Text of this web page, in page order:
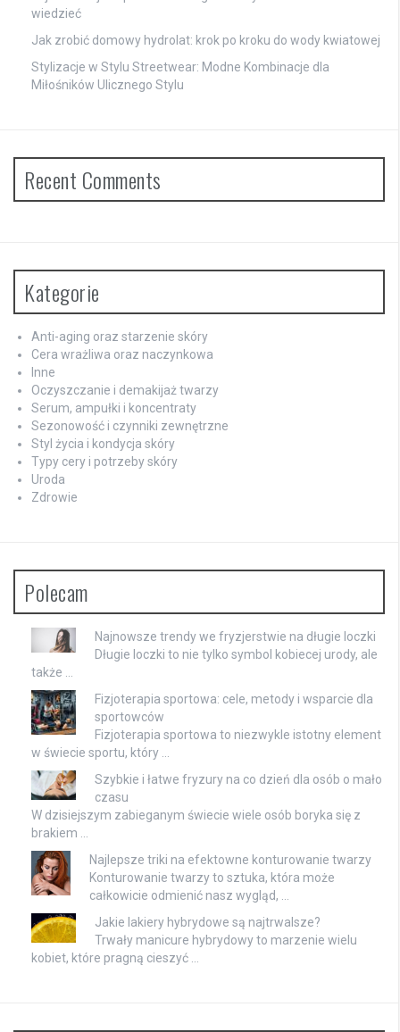
wiedzieć
Jak zrobić domowy hydrolat: krok po kroku do wody kwiatowej
Stylizacje w Stylu Streetwear: Modne Kombinacje dla
Miłośników Ulicznego Stylu
Recent Comments
Kategorie
Anti-aging oraz starzenie skóry
Cera wrażliwa oraz naczynkowa
Inne
Oczyszczanie i demakijaż twarzy
Serum, ampułki i koncentraty
Sezonowość i czynniki zewnętrzne
Styl życia i kondycja skóry
Typy cery i potrzeby skóry
Uroda
Zdrowie
Polecam
Najnowsze trendy we fryzjerstwie na długie loczki
Długie loczki to nie tylko symbol kobiecej urody, ale
także …
Fizjoterapia sportowa: cele, metody i wsparcie dla
sportowców
Fizjoterapia sportowa to niezwykle istotny element
w świecie sportu, który …
Szybkie i łatwe fryzury na co dzień dla osób o mało
czasu
W dzisiejszym zabieganym świecie wiele osób boryka się z
brakiem …
Najlepsze triki na efektowne konturowanie twarzy
Konturowanie twarzy to sztuka, która może
całkowicie odmienić nasz wygląd, …
Jakie lakiery hybrydowe są najtrwalsze?
Trwały manicure hybrydowy to marzenie wielu
kobiet, które pragną cieszyć …